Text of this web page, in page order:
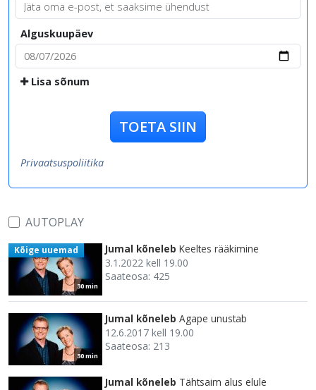
Alguskuupäev
Lisa sõnum
TOETA SIIN
Privaatsuspoliitika
AUTOPLAY
30 min
Kõige uuemad Jumal kõneleb Keeltes rääkimine
3.1.2022 kell 19.00
Saateosa: 425
30 min
Jumal kõneleb Agape unustab
12.6.2017 kell 19.00
Saateosa: 213
Jumal kõneleb Tähtsaim alus elule